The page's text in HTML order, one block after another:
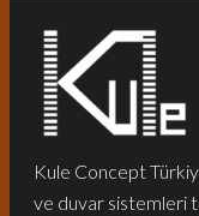
Kule Concept
ve duvar sistemleri